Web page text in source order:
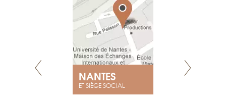
NANTES
ET SIÈGE SOCIAL